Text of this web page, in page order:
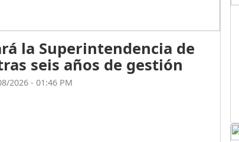
la Superintendencia de
seis años de gestión
2026 - 01:46 PM